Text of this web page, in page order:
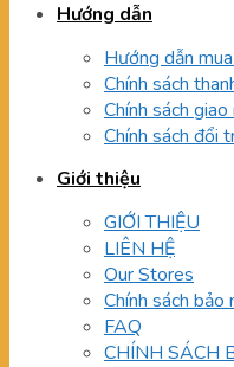
Hướng dẫn
Hướng dẫn
Chính sách
Chính sách giao
Chính sách đổi
Giới thiệu
GIỚI THIỆU
LIÊN HỆ
Our Stores
Chính sách bảo
FAQ
CHÍNH SÁCH